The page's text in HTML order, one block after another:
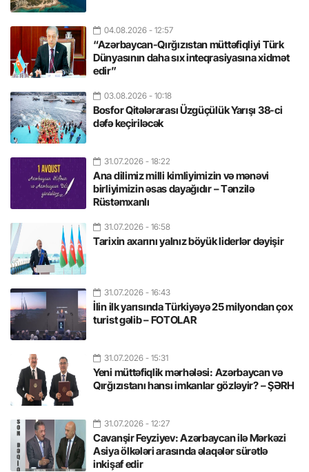
04.08.2026 - 12:57
“Azərbaycan-Qırğızıstan müttəfiqliyi Türk
Dünyasının daha sıx inteqrasiyasına xidmət
edir”
03.08.2026 - 10:18
Bosfor Qitələrarası Üzgüçülük Yarışı 38-ci
dəfə keçiriləcək
31.07.2026 - 18:22
Ana dilimiz milli kimliyimizin və mənəvi
birliyimizin əsas dayağıdır – Tənzilə
Rüstəmxanlı
31.07.2026 - 16:58
Tarixin axarını yalnız böyük liderlər dəyişir
31.07.2026 - 16:43
İlin ilk yarısında Türkiyəyə 25 milyondan çox
turist gəlib – FOTOLAR
31.07.2026 - 15:31
Yeni müttəfiqlik mərhələsi: Azərbaycan və
Qırğızıstanı hansı imkanlar gözləyir? – ŞƏRH
31.07.2026 - 12:27
Cavanşir Feyziyev: Azərbaycan ilə Mərkəzi
Asiya ölkələri arasında əlaqələr sürətlə
inkişaf edir